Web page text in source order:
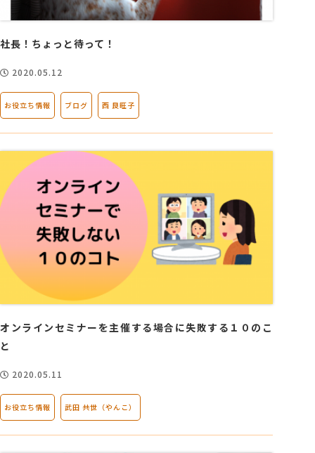
社長！ちょっと待って！
2020.05.12
お役立ち情報 ブログ 西 良旺子
オンラインセミナーを主催する場合に失敗する１０のこ
と
2020.05.11
お役立ち情報 武田 共世（やんこ）